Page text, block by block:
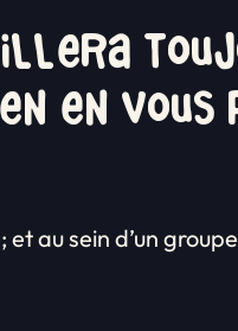
en vous
au sein d’un